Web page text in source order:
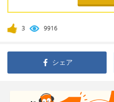
3 9916
シェア